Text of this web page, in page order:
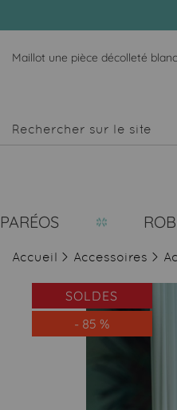
Maillot une pièce décolleté
PARÉOS
Accueil > Accessoires >
SOLDES
- 85 %